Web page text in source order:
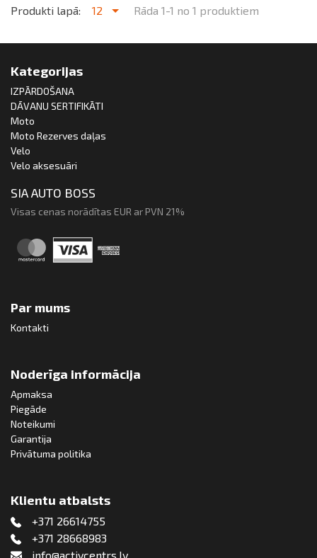
Produkti lapā: 12 Rāda 1-1 no 1 produktiem
Kategorijas
IZPĀRDOŠANA
DĀVANU SERTIFIKĀTI
Moto
Moto Rezerves daļas
Velo
Velo aksesuāri
SIA AUTO BOSS
Visas cenas norādītas EUR ar PVN 21%
Par mums
Kontakti
Noderīga informācija
Apmaksa
Piegāde
Noteikumi
Garantija
Privātuma politika
Klientu atbalsts
+371 26614755
+371 28668983
info@activcentrs.lv